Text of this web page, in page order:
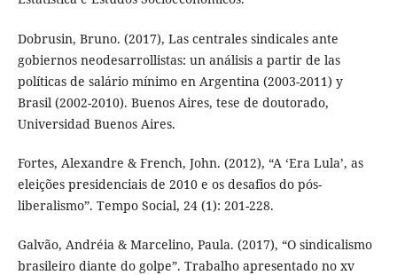
Dobrusin, Bruno. (2017), Las centrales sindicales ante
gobiernos neodesarrollistas: un análisis a partir de las
políticas de salário mínimo en Argentina (2003-2011) y
Brasil (2002-2010). Buenos Aires, tese de doutorado,
Universidad Buenos Aires.
Fortes, Alexandre & French, John. (2012), “A ‘Era Lula’, as
eleições presidenciais de 2010 e os desafios do pós-
liberalismo”. Tempo Social, 24 (1): 201-228.
Galvão, Andréia & Marcelino, Paula. (2017), “O sindicalismo
brasileiro diante do golpe”. Trabalho apresentado no xv